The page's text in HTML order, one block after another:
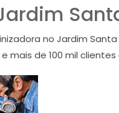
no Jardim
de 100 mil